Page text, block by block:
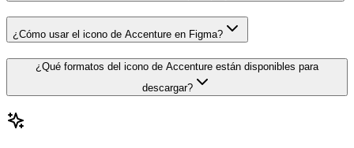
¿Cómo usar el icono de Accenture en Figma?
¿Qué formatos del icono de Accenture están disponibles para
descargar?